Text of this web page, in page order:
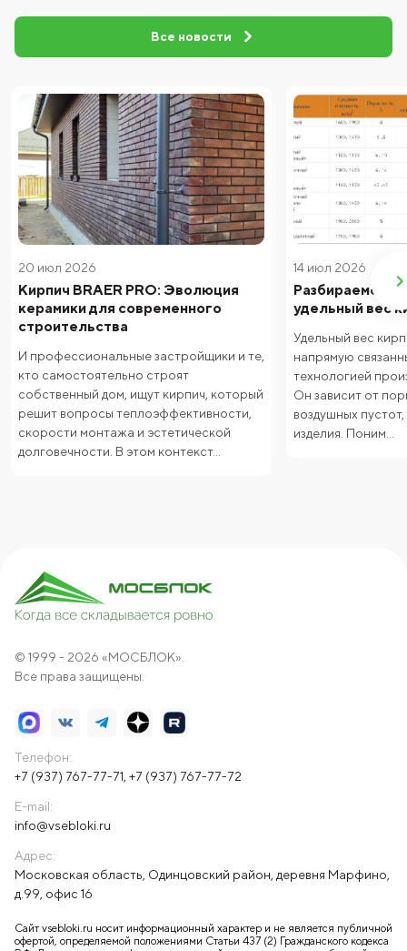
Все новости
20 июл 2026
Кирпич BRAER PRO: Эволюция
керамики для современного
строительства
И профессиональные застройщики и те,
кто самостоятельно строят
собственный дом, ищут кирпич, который
решит вопросы теплоэффективности,
скорости монтажа и эстетической
долговечности. В этом контекст...
14 июл 2026
Разбираемся
удельный вес
Удельный вес
напрямую
технологией
Он зависит от
воздушных
изделия. Поним...
© 1999 - 2026 «МОСБЛОК».
Все права защищены.
Телефон:
+7 (937) 767-77-71 +7 (937) 767-77-72
E-mail:
info@vsebloki.ru
Адрес:
Московская область, Одинцовский район, деревня Марфино,
д.99, офис 16
Сайт vsebloki.ru носит информационный характер и не является публичной
офертой, определяемой положениями Статьи 437 (2) Гражданского кодекса